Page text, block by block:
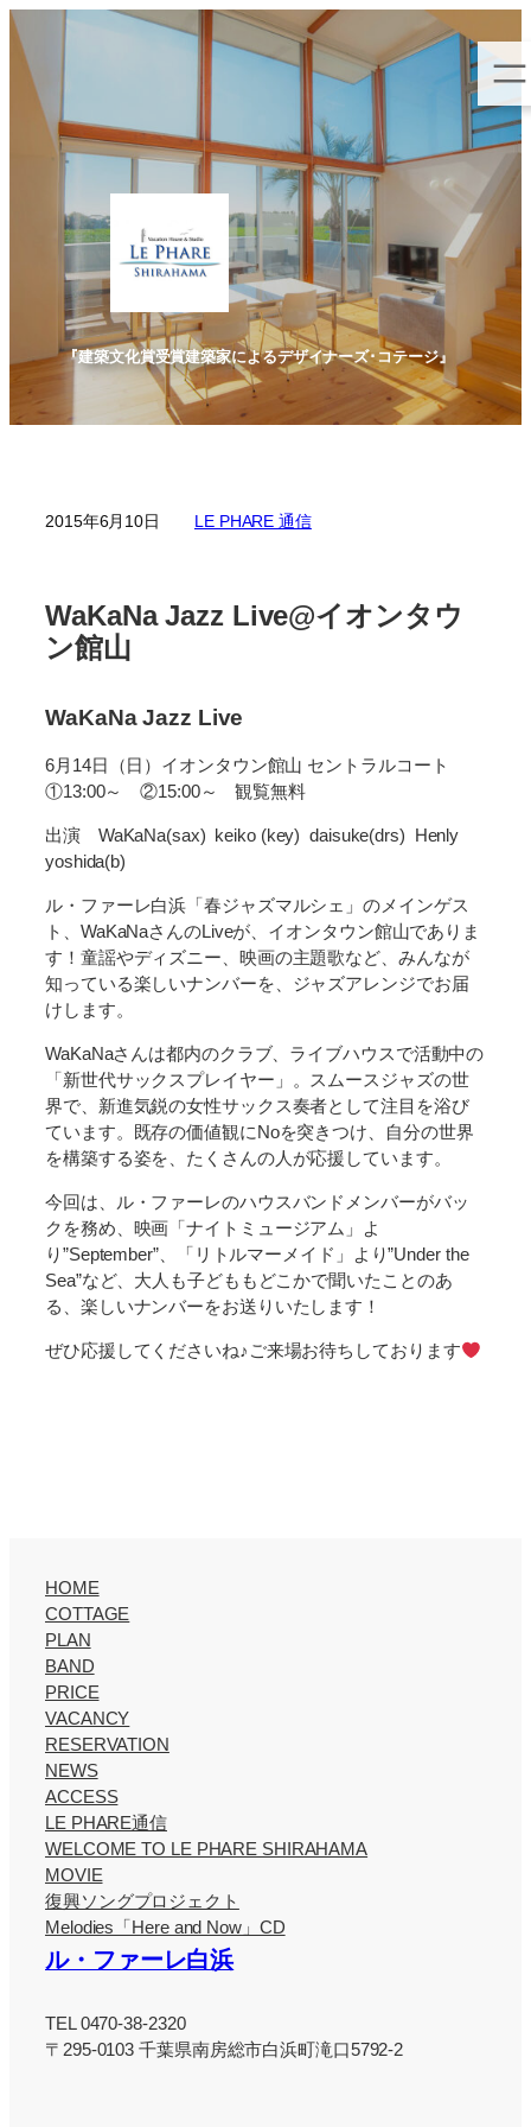
内
容
『建築文化賞受賞建築家によるデザイナーズ･コテージ』
2015年6月10日 LE PHARE 通信
WaKaNa Jazz Live@イオンタウ
ン館山
WaKaNa Jazz Live
6月14日（日）イオンタウン館山 セントラルコート
①13:00～ ②15:00～ 観覧無料
出演 WaKaNa(sax) keiko (key) daisuke(drs) Henly
yoshida(b)
ル・ファーレ白浜「春ジャズマルシェ」のメインゲス
ト、WaKaNaさんのLiveが、イオンタウン館山でありま
す！童謡やディズニー、映画の主題歌など、みんなが
知っている楽しいナンバーを、ジャズアレンジでお届
けします。
WaKaNaさんは都内のクラブ、ライブハウスで活動中の
「新世代サックスプレイヤー」。スムースジャズの世
界で、新進気鋭の女性サックス奏者として注目を浴び
ています。既存の価値観にNoを突きつけ、自分の世界
を構築する姿を、たくさんの人が応援しています。
今回は、ル・ファーレのハウスバンドメンバーがバッ
クを務め、映画「ナイトミュージアム」よ
り”September”、「リトルマーメイド」より”Under the
Sea”など、大人も子どももどこかで聞いたことのあ
る、楽しいナンバーをお送りいたします！
ぜひ応援してくださいね♪ご来場お待ちしております
HOME
COTTAGE
PLAN
BAND
PRICE
VACANCY
RESERVATION
NEWS
ACCESS
LE PHARE通信
WELCOME TO LE PHARE SHIRAHAMA
MOVIE
復興ソングプロジェクト
Melodies「Here and Now」CD
ル・ファーレ白浜
TEL 0470-38-2320
〒295-0103 千葉県南房総市白浜町滝口5792-2